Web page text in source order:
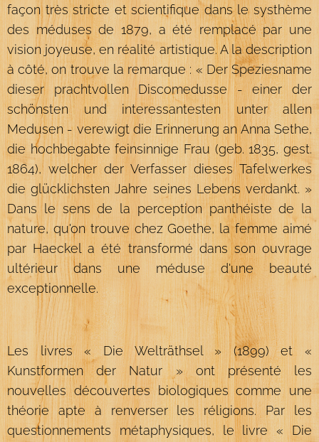
façon très stricte et scientifique dans le systhème
des méduses de 1879, a été remplacé par une
vision joyeuse, en réalité artistique. A la description
à côté, on trouve la remarque : « Der Speziesname
dieser prachtvollen Discomedusse - einer der
schönsten und interessantesten unter allen
Medusen - verewigt die Erinnerung an Anna Sethe,
die hochbegabte feinsinnige Frau (geb. 1835, gest.
1864), welcher der Verfasser dieses Tafelwerkes
die glücklichsten Jahre seines Lebens verdankt. »
Dans le sens de la perception panthéiste de la
nature, qu'on trouve chez Goethe, la femme aimé
par Haeckel a été transformé dans son ouvrage
ultérieur dans une méduse d'une beauté
exceptionnelle.
Les livres « Die Welträthsel » (1899) et «
Kunstformen der Natur » ont présenté les
nouvelles découvertes biologiques comme une
théorie apte à renverser les réligions. Par les
questionnements métaphysiques, le livre « Die